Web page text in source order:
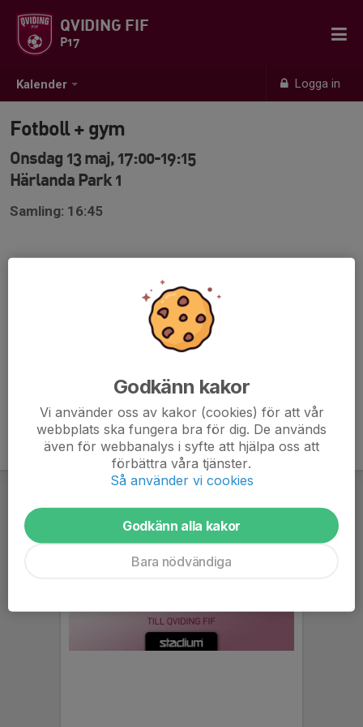
Kalender Logga in
QVIDING FIF
P17
Fotboll + gym
Onsdag 13 maj, 17:00-19:15
Härlanda Park 1
Samling: 16:45
Godkänn kakor
Vi använder oss av kakor (cookies) för att vår
webbplats ska fungera bra för dig. De används
även för webbanalys i syfte att hjälpa oss att
förbättra våra tjänster.
Så använder vi cookies
Godkänn alla kakor
Bara nödvändiga